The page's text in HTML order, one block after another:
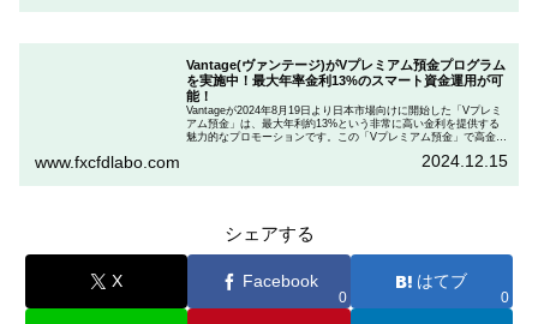
Vantage(ヴァンテージ)がVプレミアム預金プログラム
を実施中！最大年率金利13%のスマート資金運用が可
能！
Vantageが2024年8月19日より日本市場向けに開始した「Vプレミ
アム預金」は、最大年利約13%という非常に高い金利を提供する
魅力的なプロモーションです。この「Vプレミアム預金」で高金利
「Vプレミアム預金」を行いたい人は、この記事をしっかりと読ん
www.fxcfdlabo.com 2024.12.15
シェアする
X Facebook
0
はてブ
0